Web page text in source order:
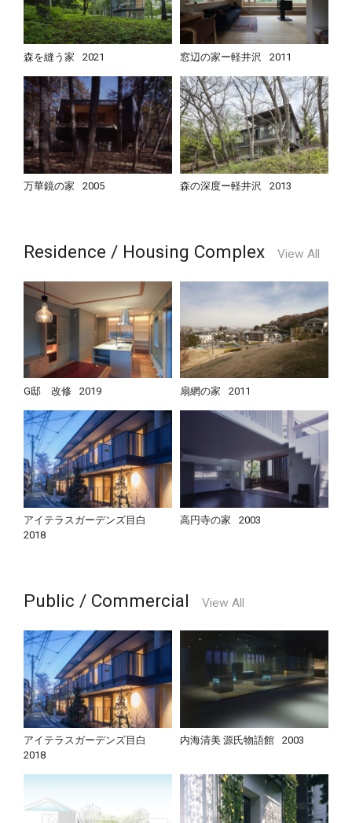
森を縫う家 2021 窓辺の家ー軽井沢 2011
万華鏡の家 2005 森の深度ー軽井沢 2013
Residence / Housing Complex View All
G邸 改修 2019 扇網の家 2011
アイテラスガーデンズ目白
2018
高円寺の家 2003
Public / Commercial View All
アイテラスガーデンズ目白
2018
内海清美 源氏物語館 2003